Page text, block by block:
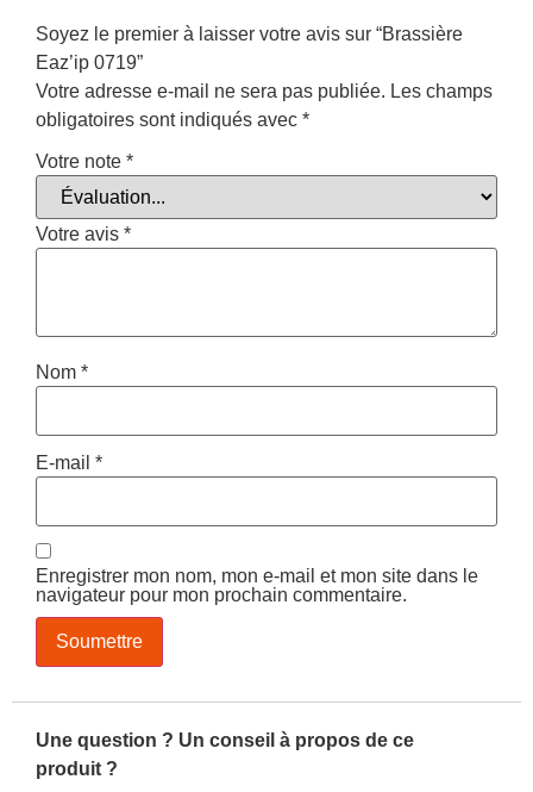
Soyez le premier à laisser votre avis sur “Brassière
Eaz’ip 0719”
Votre adresse e-mail ne sera pas publiée. Les champs
obligatoires sont indiqués avec *
Votre note *
Votre avis *
Nom *
E-mail *
Enregistrer mon nom, mon e-mail et mon site dans le
navigateur pour mon prochain commentaire.
Une question ? Un conseil à propos de ce
produit ?